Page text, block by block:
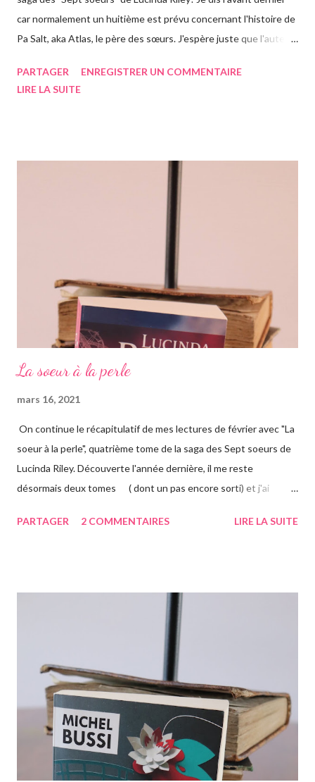
car normalement un huitième est prévu concernant l'histoire de
Pa Salt, aka Atlas, le père des sœurs. J'espère juste que l'auteur
Chose que j'ai d'ailleurs apprise en commençant le roman, ça m'a
rapidement, un vieil homme de plus de quatre-vingts-ans a
adopté six filles, issues de ses voyages qu'il élève à Genève en
également par Marina, appelée Ma, leur gouvernante/nounou
PARTAGER
ENREGISTRER UN COMMENTAIRE
LIRE LA SUITE
La soeur à la perle
mars 16, 2021
On continue le récapitulatif de mes lectures de février avec "La
soeur à la perle", quatrième tome de la saga des Sept soeurs de
Lucinda Riley. Découverte l'année dernière, il me reste
désormais deux tomes ( dont un pas encore sorti) et j'ai
avez pu le voir précédemment sur le blog. Cette fois-ci on suit la
campagne anglaise, elle va quant à elle partir à l'autre bout du
globe. Habituée à voyager, mais jamais seule, ce long courrier lui
faire peur, mais pour autant elle va aller jusqu'au bout. Avant
d'arriver en Australie, elle fait escale plusieurs semaines en
Thaïlande, sur l'île de Krabi, où elle était déjà allée avec sa soeur.
Elle retrouve des personnes qu'elle conn...
PARTAGER 2 COMMENTAIRES LIRE LA SUITE